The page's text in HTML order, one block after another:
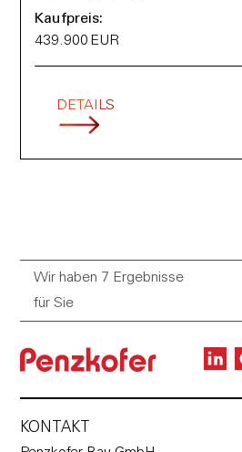
Kaufpreis:
439.900 EUR
DETAILS
Wir haben 7 Ergebnisse
für Sie
KONTAKT